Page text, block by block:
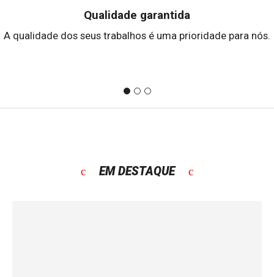
Qualidade garantida
A qualidade dos seus trabalhos é uma prioridade para nós.
EM DESTAQUE